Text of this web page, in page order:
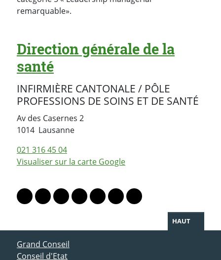
remarquable».
Direction générale de la
santé
INFIRMIÈRE CANTONALE / PÔLE
PROFESSIONS DE SOINS ET DE SANTÉ
Av des Casernes 2
1014 LausanneSuisse
021 316 45 04
Visualiser sur la carte Google
Lien vers le profil Mastodon
Lien vers le profil Bluesky
Lien vers le profil Instagram
Lien vers le profil Linkedin
Lien vers le profil Facebook
Lien vers le profil Twitter
Partager par WhatsApp
HAUT
ACCÈS DIRECT
Grand Conseil
Conseil d'Etat